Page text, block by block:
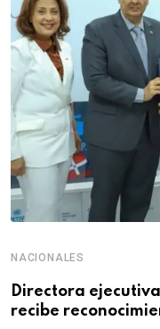
NACIONALES
Directora
recibe